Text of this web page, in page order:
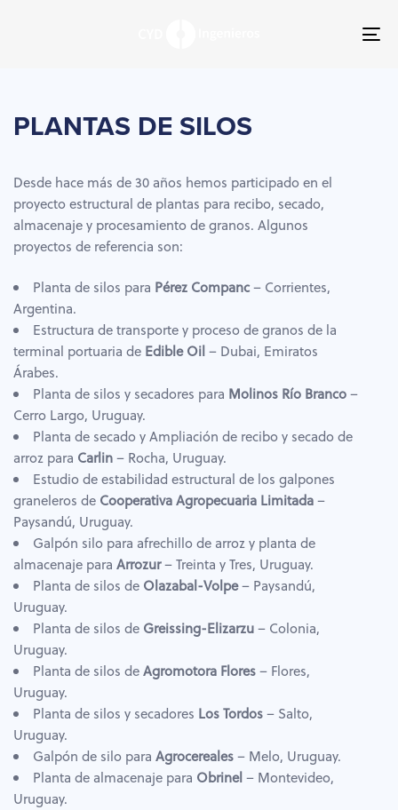
content
PLANTAS DE SILOS
Desde hace más de 30 años hemos participado en el
proyecto estructural de plantas para recibo, secado,
almacenaje y procesamiento de granos. Algunos
proyectos de referencia son:
Planta de silos para Pérez Companc– Corrientes,
Argentina.
Estructura de transporte y proceso de granos de la
terminal portuaria de Edible Oil– Dubai, Emiratos
Árabes.
Planta de silos y secadores para Molinos Río Branco–
Cerro Largo, Uruguay.
Planta de secado y Ampliación de recibo y secado de
arroz para Carlin– Rocha, Uruguay.
Estudio de estabilidad estructural de los galpones
graneleros de Cooperativa Agropecuaria Limitada–
Paysandú, Uruguay.
Galpón silo para afrechillo de arroz y planta de
almacenaje para Arrozur– Treinta y Tres, Uruguay.
Planta de silos de Olazabal-Volpe– Paysandú,
Uruguay.
Planta de silos de Greissing-Elizarzu– Colonia,
Uruguay.
Planta de silos deAgromotora Flores– Flores,
Uruguay.
Planta de silos y secadores Los Tordos– Salto,
Uruguay.
Galpón de silo para Agrocereales– Melo, Uruguay.
Planta de almacenaje para Obrinel– Montevideo,
Uruguay.